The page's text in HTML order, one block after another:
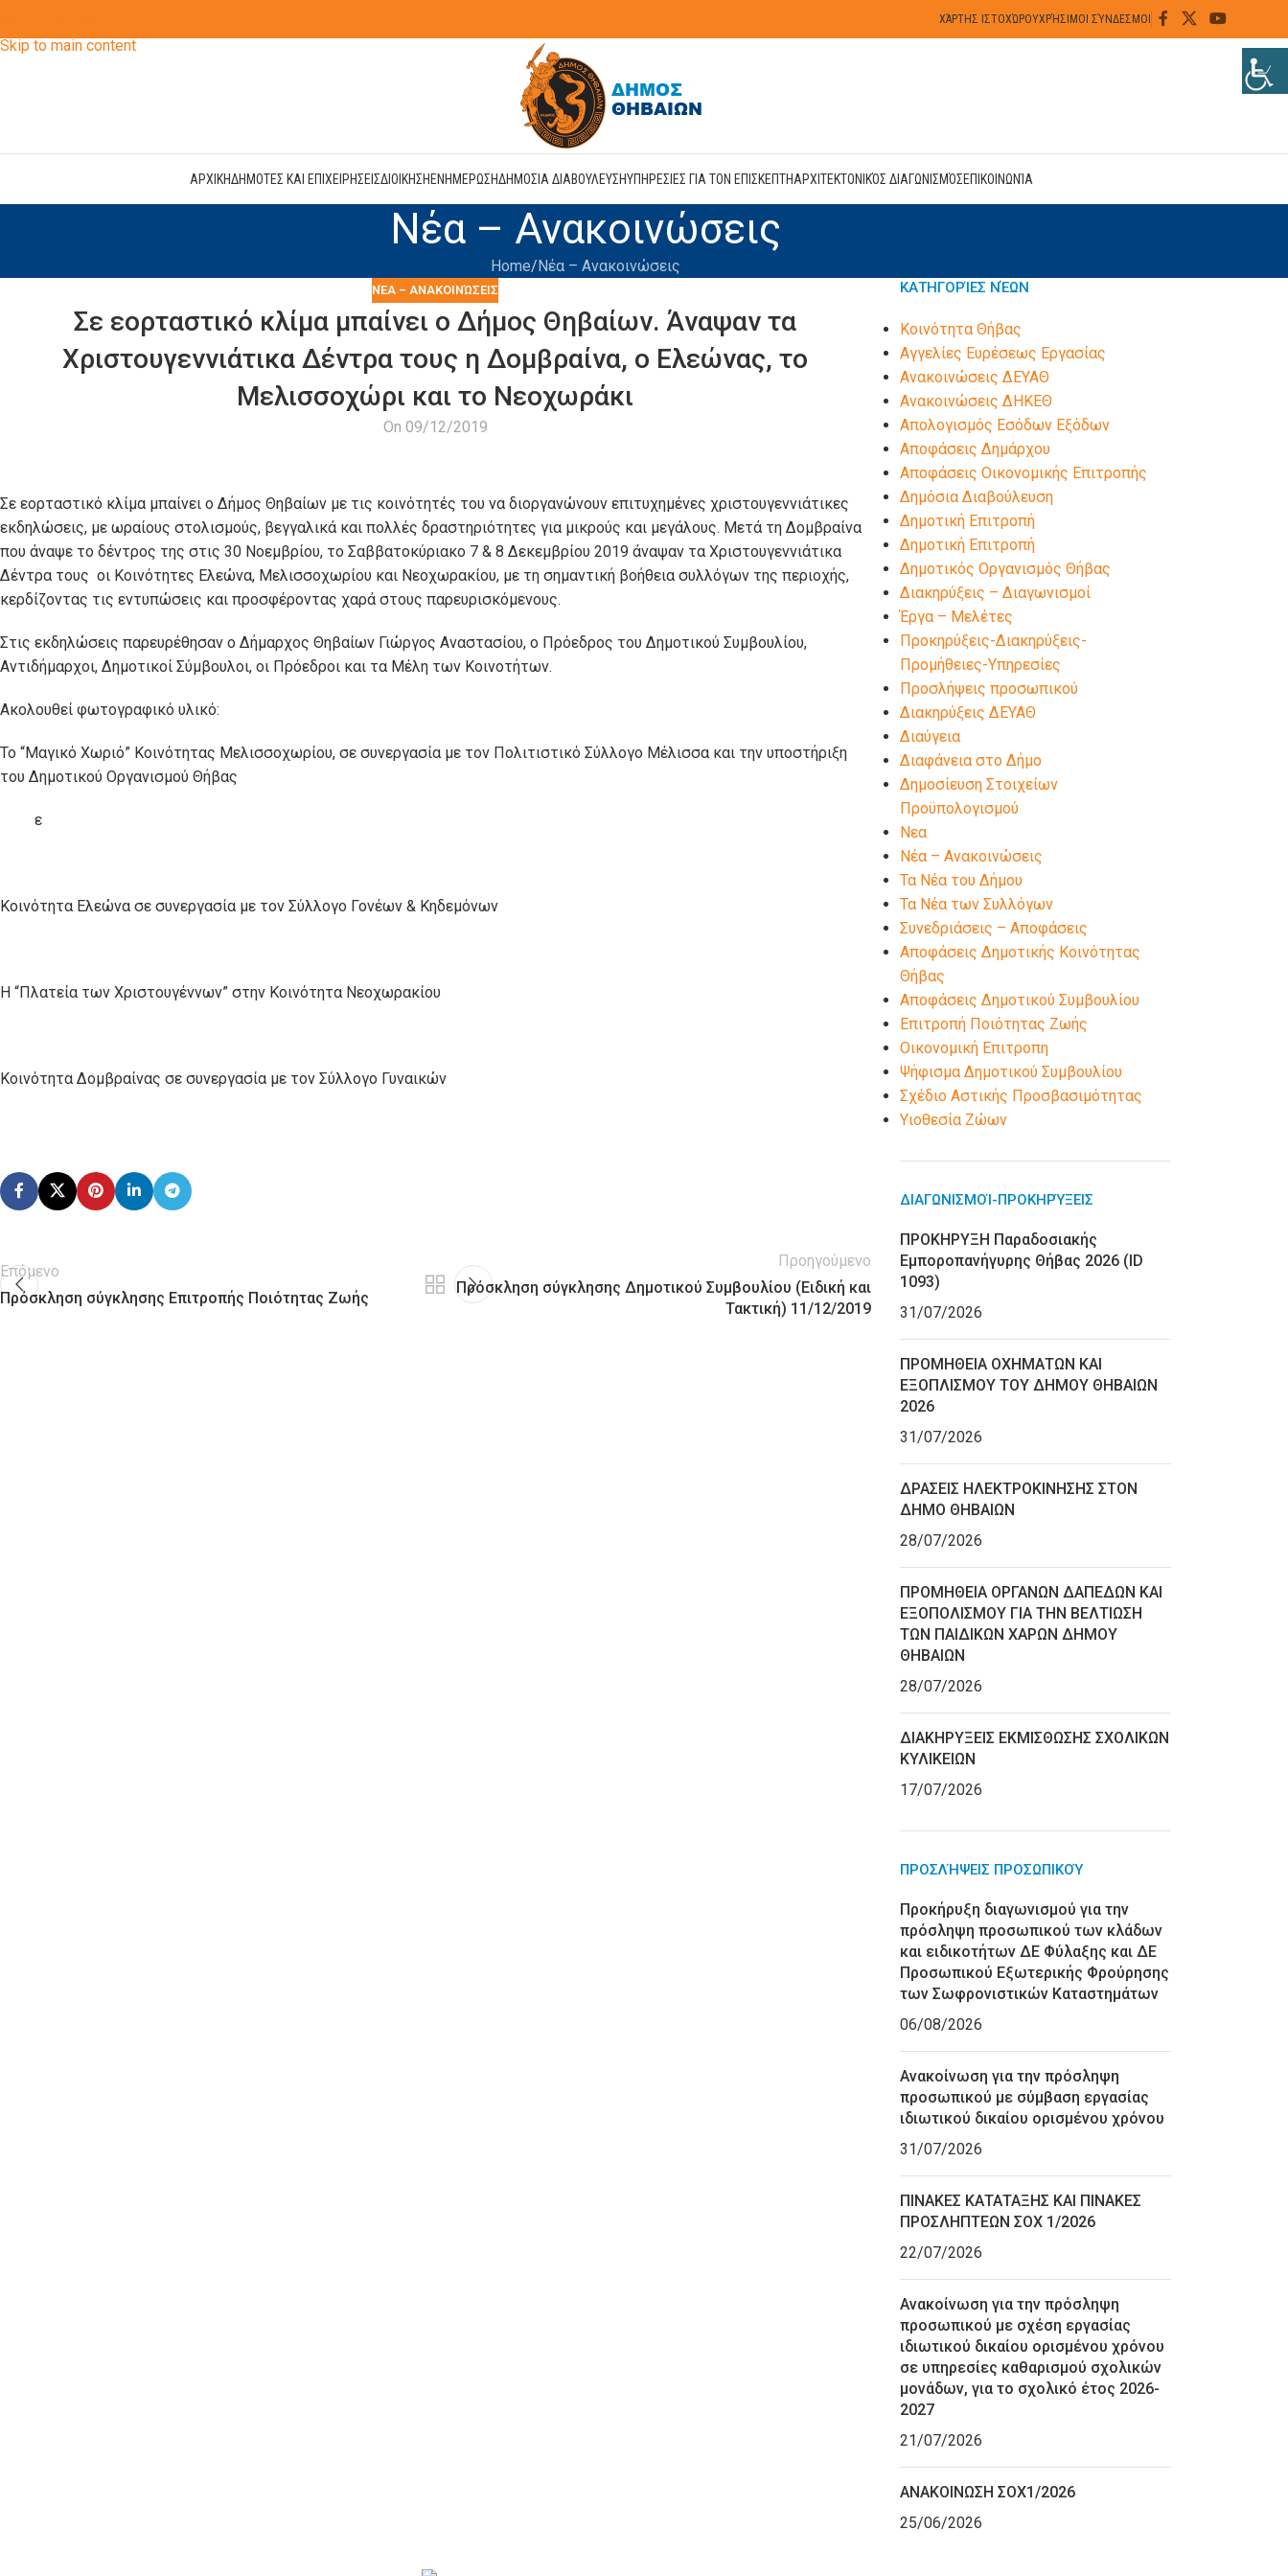
Skip to main content
ΧΆΡΤΗΣ ΙΣΤΟΧΏΡΟΥΧΡΉΣΙΜΟΙ ΣΎΝΔΕΣΜΟΙ
ΑΡΧΙΚΗΔΗΜΟΤΕΣ ΚΑΙ ΕΠΙΧΕΙΡΗΣΕΙΣΔΙΟΙΚΗΣΗΕΝΗΜΕΡΩΣΗΔΗΜΟΣΙΑ ΔΙΑΒΟΥΛΕΥΣΗΥΠΗΡΕΣΙΕΣ ΓΙΑ ΤΟΝ ΕΠΙΣΚΕΠΤΗΑΡΧΙΤΕΚΤΟΝΙΚΌΣ ΔΙΑΓΩΝΙΣΜΌΣΕΠΙΚΟΙΝΩΝΊΑ
Νέα – Ανακοινώσεις
Home Νέα – Ανακοινώσεις
ΝΈΑ – ΑΝΑΚΟΙΝΏΣΕΙΣ
Σε εορταστικό κλίμα μπαίνει ο Δήμος Θηβαίων. Άναψαν τα
Χριστουγεννιάτικα Δέντρα τους η Δομβραίνα, ο Ελεώνας, το
Μελισσοχώρι και το Νεοχωράκι
On 09/12/2019
Σε εορταστικό κλίμα μπαίνει ο Δήμος Θηβαίων με τις κοινότητές του να διοργανώνουν επιτυχημένες χριστουγεννιάτικες
εκδηλώσεις, με ωραίους στολισμούς, βεγγαλικά και πολλές δραστηριότητες για μικρούς και μεγάλους. Μετά τη Δομβραίνα
που άναψε το δέντρος της στις 30 Νοεμβρίου, το Σαββατοκύριακο 7 & 8 Δεκεμβρίου 2019 άναψαν τα Χριστουγεννιάτικα
Δέντρα τους οι Κοινότητες Ελεώνα, Μελισσοχωρίου και Νεοχωρακίου, με τη σημαντική βοήθεια συλλόγων της περιοχής,
κερδίζοντας τις εντυπώσεις και προσφέροντας χαρά στους παρευρισκόμενους.
Στις εκδηλώσεις παρευρέθησαν ο Δήμαρχος Θηβαίων Γιώργος Αναστασίου, ο Πρόεδρος του Δημοτικού Συμβουλίου,
Αντιδήμαρχοι, Δημοτικοί Σύμβουλοι, οι Πρόεδροι και τα Μέλη των Κοινοτήτων.
Ακολουθεί φωτογραφικό υλικό:
Το “Μαγικό Χωριό” Κοινότητας Μελισσοχωρίου, σε συνεργασία με τον Πολιτιστικό Σύλλογο Μέλισσα και την υποστήριξη
του Δημοτικού Οργανισμού Θήβας
ε
Κοινότητα Ελεώνα σε συνεργασία με τον Σύλλογο Γονέων & Κηδεμόνων
Η “Πλατεία των Χριστουγέννων” στην Κοινότητα Νεοχωρακίου
Κοινότητα Δομβραίνας σε συνεργασία με τον Σύλλογο Γυναικών
Επόμενο
Πρόσκληση σύγκλησης Επιτροπής Ποιότητας Ζωής
Προηγούμενο
Πρόσκληση σύγκλησης Δημοτικού Συμβουλίου (Ειδική και
Τακτική) 11/12/2019
ΚΑΤΗΓΟΡΊΕΣ ΝΈΩΝ
Kοινότητα Θήβας
Αγγελίες Ευρέσεως Εργασίας
Ανακοινώσεις ΔΕΥΑΘ
Ανακοινώσεις ΔΗΚΕΘ
Απολογισμός Εσόδων Εξόδων
Αποφάσεις Δημάρχου
Αποφάσεις Οικονομικής Επιτροπής
Δημόσια Διαβούλευση
Δημοτική Επιτροπή
Δημοτική Επιτροπή
Δημοτικός Οργανισμός Θήβας
Διακηρύξεις – Διαγωνισμοί
Έργα – Μελέτες
Προκηρύξεις-Διακηρύξεις-
Προμήθειες-Υπηρεσίες
Προσλήψεις προσωπικού
Διακηρύξεις ΔΕΥΑΘ
Διαύγεια
Διαφάνεια στο Δήμο
Δημοσίευση Στοιχείων
Προϋπολογισμού
Νεα
Νέα – Ανακοινώσεις
Τα Νέα του Δήμου
Τα Νέα των Συλλόγων
Συνεδριάσεις – Αποφάσεις
Αποφάσεις Δημοτικής Κοινότητας
Θήβας
Αποφάσεις Δημοτικού Συμβουλίου
Επιτροπή Ποιότητας Ζωής
Οικονομική Επιτροπη
Ψήφισμα Δημοτικού Συμβουλίου
Σχέδιο Αστικής Προσβασιμότητας
Υιοθεσία Ζώων
ΔΙΑΓΩΝΙΣΜΟΊ-ΠΡΟΚΗΡΎΞΕΙΣ
ΠΡΟΚΗΡΥΞΗ Παραδοσιακής
Εμποροπανήγυρης Θήβας 2026 (ID
1093)
31/07/2026
ΠΡΟΜΗΘΕΙΑ ΟΧΗΜΑΤΩΝ ΚΑΙ
ΕΞΟΠΛΙΣΜΟΥ ΤΟΥ ΔΗΜΟΥ ΘΗΒΑΙΩΝ
2026
31/07/2026
ΔΡΑΣΕΙΣ ΗΛΕΚΤΡΟΚΙΝΗΣΗΣ ΣΤΟΝ
ΔΗΜΟ ΘΗΒΑΙΩΝ
28/07/2026
ΠΡΟΜΗΘΕΙΑ ΟΡΓΑΝΩΝ ΔΑΠΕΔΩΝ ΚΑΙ
ΕΞΟΠΟΛΙΣΜΟΥ ΓΙΑ ΤΗΝ ΒΕΛΤΙΩΣΗ
ΤΩΝ ΠΑΙΔΙΚΩΝ ΧΑΡΩΝ ΔΗΜΟΥ
ΘΗΒΑΙΩΝ
28/07/2026
ΔΙΑΚΗΡΥΞΕΙΣ ΕΚΜΙΣΘΩΣΗΣ ΣΧΟΛΙΚΩΝ
ΚΥΛΙΚΕΙΩΝ
17/07/2026
ΠΡΟΣΛΉΨΕΙΣ ΠΡΟΣΩΠΙΚΟΎ
Προκήρυξη διαγωνισμού για την
πρόσληψη προσωπικού των κλάδων
και ειδικοτήτων ΔΕ Φύλαξης και ΔΕ
Προσωπικού Εξωτερικής Φρούρησης
των Σωφρονιστικών Καταστημάτων
06/08/2026
Ανακοίνωση για την πρόσληψη
προσωπικού με σύμβαση εργασίας
ιδιωτικού δικαίου ορισμένου χρόνου
31/07/2026
ΠΙΝΑΚΕΣ ΚΑΤΑΤΑΞΗΣ ΚΑΙ ΠΙΝΑΚΕΣ
ΠΡΟΣΛΗΠΤΕΩΝ ΣΟΧ 1/2026
22/07/2026
Ανακοίνωση για την πρόσληψη
προσωπικού με σχέση εργασίας
ιδιωτικού δικαίου ορισμένου χρόνου
σε υπηρεσίες καθαρισμού σχολικών
μονάδων, για το σχολικό έτος 2026-
2027
21/07/2026
ΑΝΑΚΟΙΝΩΣΗ ΣΟΧ1/2026
25/06/2026